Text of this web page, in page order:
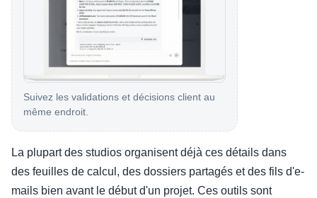
Suivez les validations et décisions client au
même endroit.
La plupart des studios organisent déjà ces détails dans
des feuilles de calcul, des dossiers partagés et des fils d'e-
mails bien avant le début d'un projet. Ces outils sont